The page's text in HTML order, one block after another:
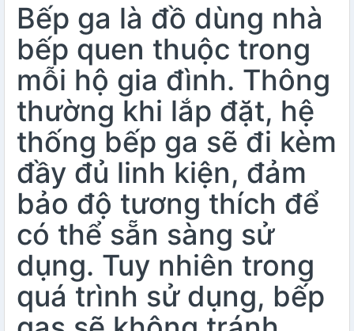
Bếp ga là đồ dùng nhà
bếp quen thuộc trong
mỗi hộ gia đình. Thông
thường khi lắp đặt, hệ
thống bếp ga sẽ đi kèm
đầy đủ linh kiện, đảm
bảo độ tương thích để
có thể sẵn sàng sử
dụng. Tuy nhiên trong
quá trình sử dụng, bếp